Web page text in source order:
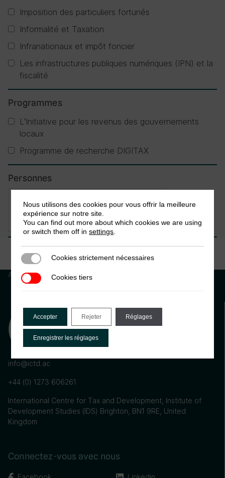
Imposition des particuliers fortunés
Informalité et Taxation
Infranationaux et impôt foncier
Les infrastructures publiques numériques (IPN) et la
fiscalité
Programmes
L'Initiative pour les revenus des gouvernements
locaux
Programme de recherche DIGITAX
Personnes
×Jalia Kangave
Aucun résultat
info@ictd.ac
+44 (0) 1273 606261
International Centre for Tax and Development, Institute of
Development Studies (IDS) Brighton, BN1 9RE, United
Kingdom
Connectez-vous avec nous
Nous utilisons des cookies pour vous offrir la meilleure
expérience sur notre site.
You can find out more about which cookies we are using
or switch them off insettings
Cookies strictement nécessaires
Cookies strictement nécessaires
Cookies tiersCookies tiers
Accepter Rejeter Réglages
Enregistrer les réglages